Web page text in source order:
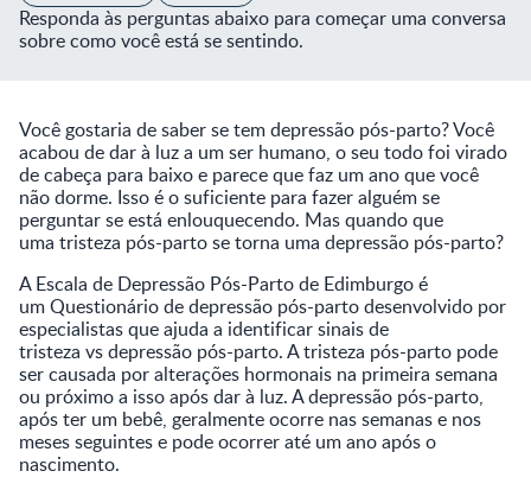
Responda às perguntas abaixo para começar uma conversa
sobre como você está se sentindo.
Você gostaria de saber se tem depressão pós-parto? Você
acabou de dar à luz a um ser humano, o seu todo foi virado
de cabeça para baixo e parece que faz um ano que você
não dorme. Isso é o suficiente para fazer alguém se
perguntar se está enlouquecendo. Mas quando que
uma tristeza pós-parto se torna uma depressão pós-parto?
A Escala de Depressão Pós-Parto de Edimburgo é
um Questionário de depressão pós-parto desenvolvido por
especialistas que ajuda a identificar sinais de
tristeza vs depressão pós-parto. A tristeza pós-parto pode
ser causada por alterações hormonais na primeira semana
ou próximo a isso após dar à luz. A depressão pós-parto,
após ter um bebê, geralmente ocorre nas semanas e nos
meses seguintes e pode ocorrer até um ano após o
nascimento.